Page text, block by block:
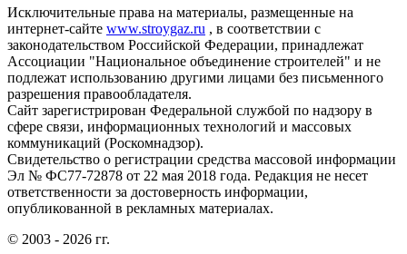
Исключительные права на материалы, размещенные на
интернет-сайте www.stroygaz.ru , в соответствии с
законодательством Российской Федерации, принадлежат
Ассоциации "Национальное объединение строителей" и не
подлежат использованию другими лицами без письменного
разрешения правообладателя.
Сайт зарегистрирован Федеральной службой по надзору в
сфере связи, информационных технологий и массовых
коммуникаций (Роскомнадзор).
Свидетельство о регистрации средства массовой информации
Эл № ФС77-72878 от 22 мая 2018 года. Редакция не несет
ответственности за достоверность информации,
опубликованной в рекламных материалах.
© 2003 - 2026 гг.